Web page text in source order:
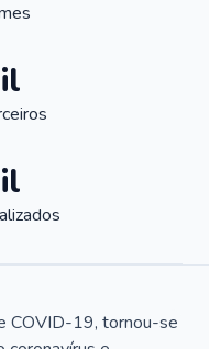
COVID-19, tornou-se